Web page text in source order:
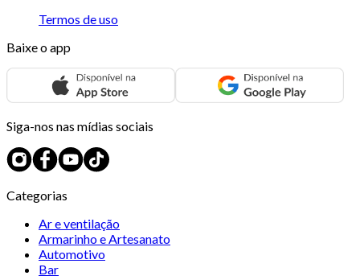
Termos de uso
Baixe o app
Siga-nos nas mídias sociais
Categorias
Ar e ventilação
Armarinho e Artesanato
Automotivo
Bar